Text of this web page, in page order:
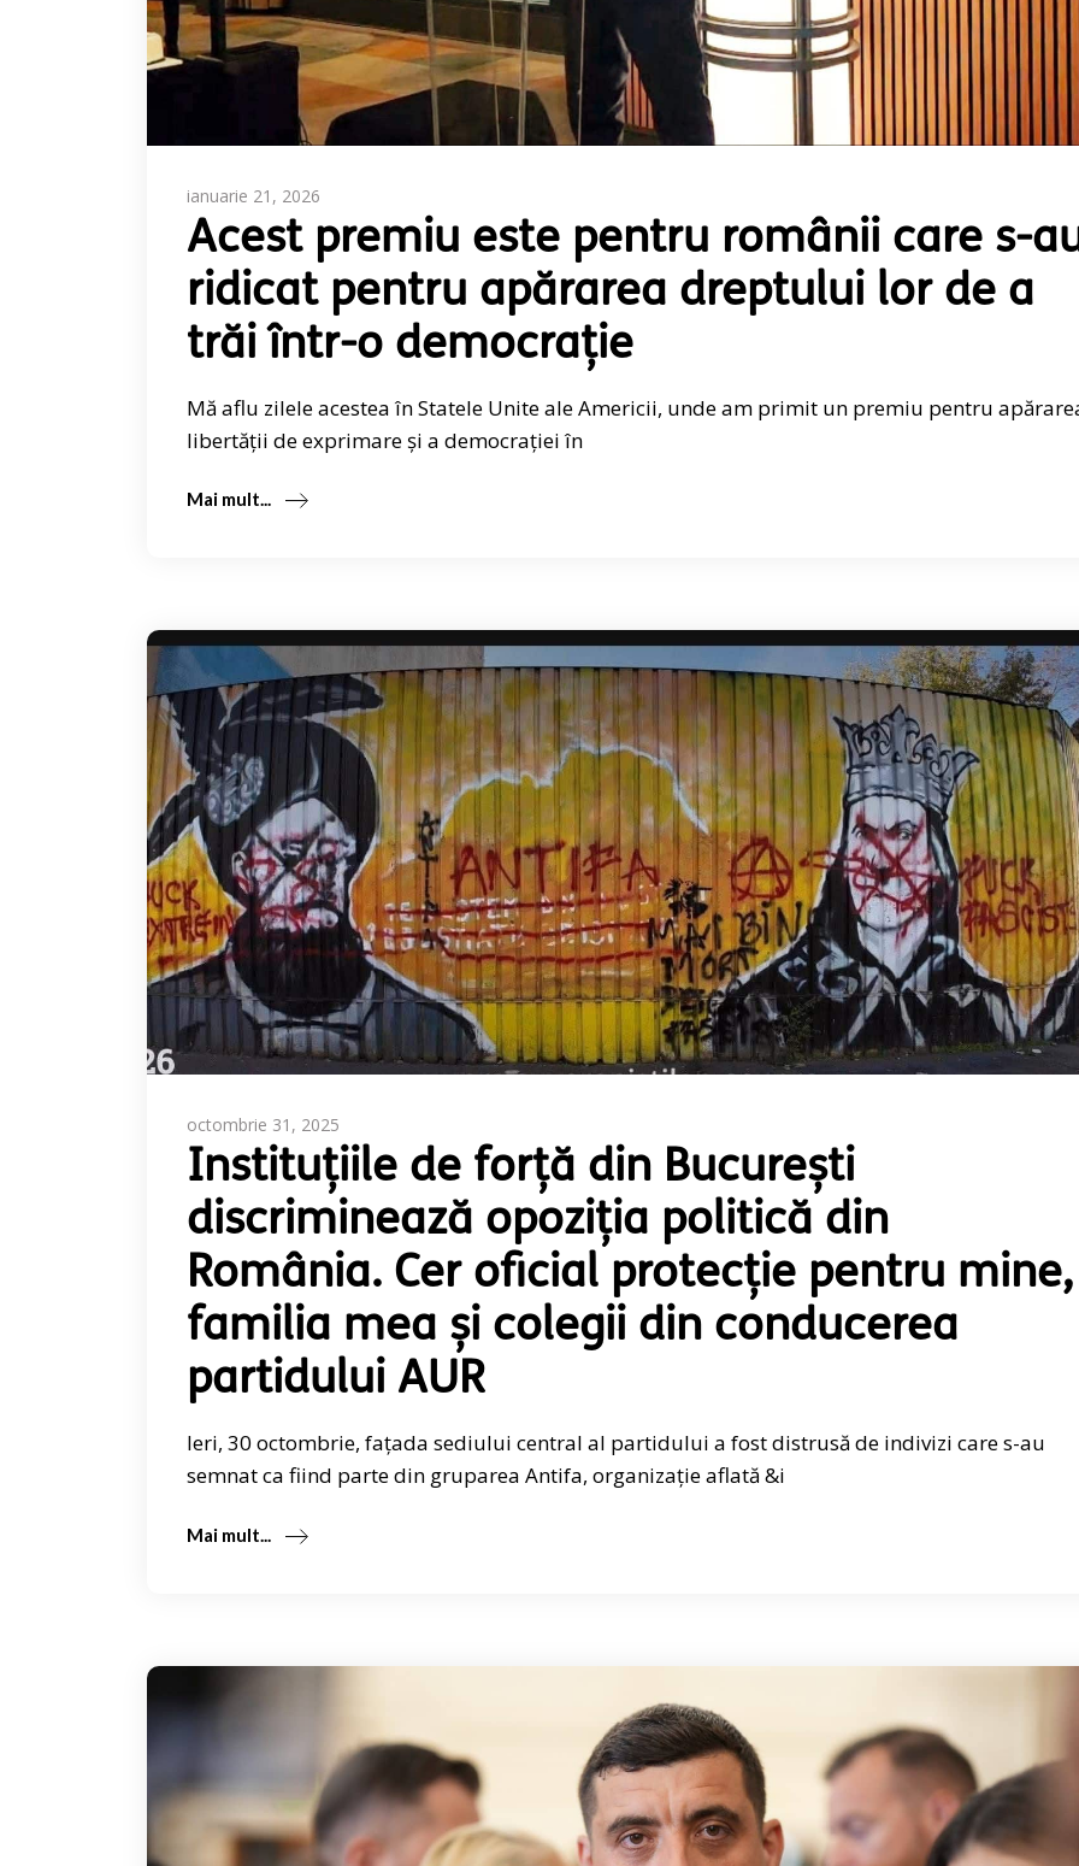
ianuarie 21, 2026
Acest premiu este pentru românii care s-
ridicat pentru apărarea dreptului lor de a
trăi într-o democrație
Mă aflu zilele acestea în Statele Unite ale Americii, unde am primit un premiu pentru
libertății de exprimare și a democrației în
Mai mult...
octombrie 31, 2025
Instituțiile de forță din București
discriminează opoziția politică din
România. Cer oficial protecție pentru mine,
familia mea și colegii din conducerea
partidului AUR
Ieri, 30 octombrie, fațada sediului central al partidului a fost distrusă de indivizi care s-au
semnat ca fiind parte din gruparea Antifa, organizație aflată &i
Mai mult...